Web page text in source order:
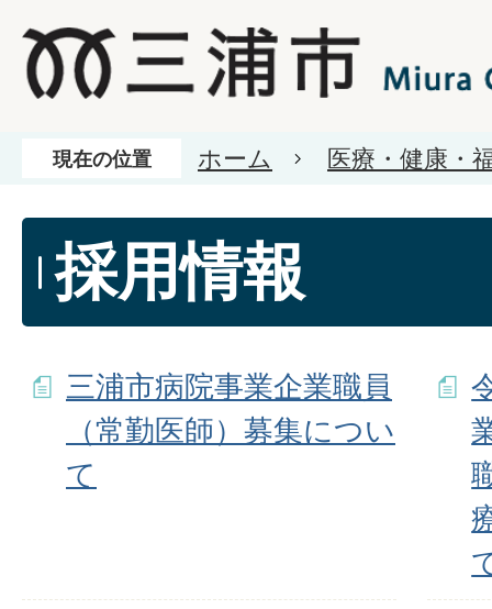
現在の位置 ホーム 医療・健康・
採用情報
三浦市病院事業企業職員
（常勤医師）募集につい
て